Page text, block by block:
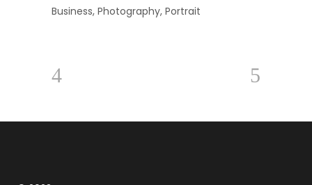
Business, Photography, Portrait